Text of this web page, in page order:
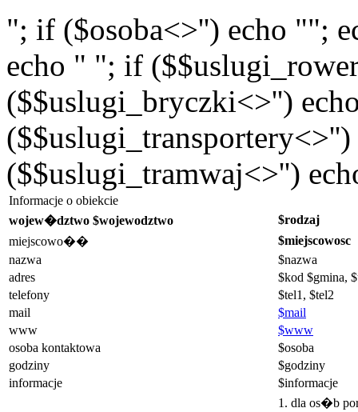
"; if ($osoba<>'') echo "";
echo " "; if
($$uslugi_bryczki<>'')
($$uslugi_tramwaj<>'')
Informacje o obiekcie
wojew�dztwo $wojewodztwo
$rodzaj
miejscowo��
$miejscowosc
nazwa
$nazwa
adres
$kod $gmina,
telefony
$tel1, $tel2
mail
$mail
www
$www
osoba kontaktowa
$osoba
godziny
$godziny
informacje
$informacje
1. dla os�b